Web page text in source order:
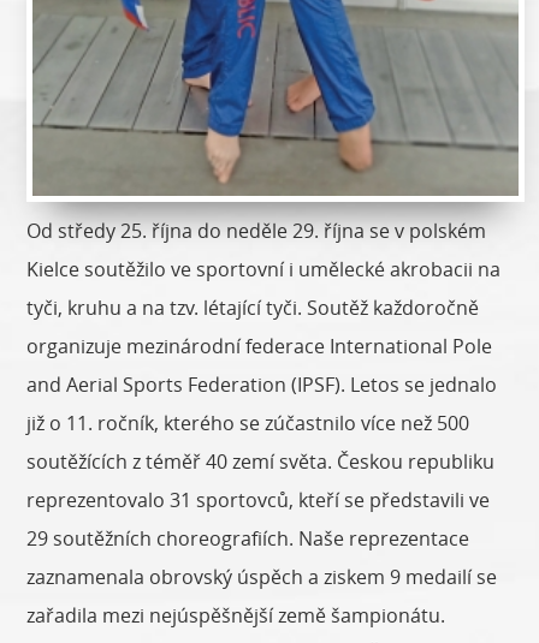
Od středy 25. října do neděle 29. října se v polském
Kielce soutěžilo ve sportovní i umělecké akrobacii na
tyči, kruhu a na tzv. létající tyči. Soutěž každoročně
organizuje mezinárodní federace International Pole
and Aerial Sports Federation (IPSF). Letos se jednalo
již o 11. ročník, kterého se zúčastnilo více než 500
soutěžících z téměř 40 zemí světa. Českou republiku
reprezentovalo 31 sportovců, kteří se představili ve
29 soutěžních choreografiích. Naše reprezentace
zaznamenala obrovský úspěch a ziskem 9 medailí se
zařadila mezi nejúspěšnější země šampionátu.